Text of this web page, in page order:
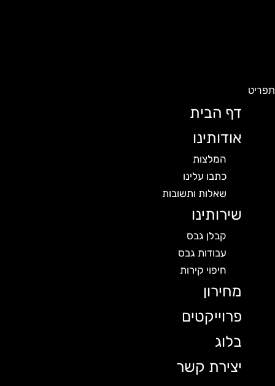
דף הבית
אודותינו
המלצות
כתבו עלינו
שאלות ותשובות
שירותינו
קבלן גבס
עבודות גבס
חיפוי קירות
מחירון
פרוייקטים
בלוג
יצירת קשר